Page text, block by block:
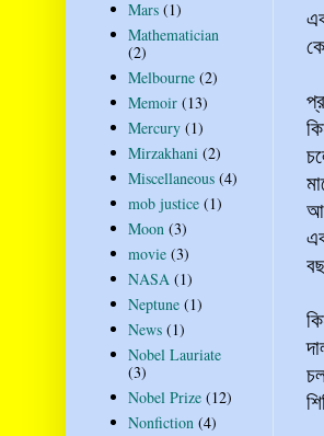
Mars (1)
Mathematician
(2)
Melbourne (2)
Memoir (13)
Mercury (1)
Mirzakhani (2)
Miscellaneous (4)
mob justice (1)
Moon (3)
movie (3)
NASA (1)
Neptune (1)
News (1)
Nobel Lauriate
(3)
Nobel Prize (12)
Nonfiction (4)